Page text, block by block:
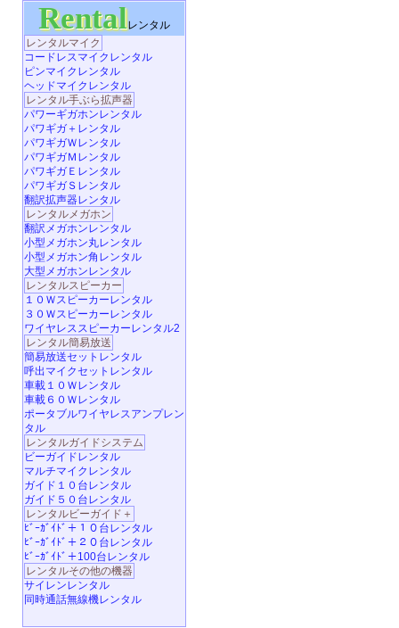
Rentalレンタル
レンタルマイク
コードレスマイクレンタル
ピンマイクレンタル
ヘッドマイクレンタル
レンタル手ぶら拡声器
パワーギガホンレンタル
パワギガ＋レンタル
パワギガＷレンタル
パワギガＭレンタル
パワギガＥレンタル
パワギガＳレンタル
翻訳拡声器レンタル
レンタルメガホン
翻訳メガホンレンタル
小型メガホン丸レンタル
小型メガホン角レンタル
大型メガホンレンタル
レンタルスピーカー
１０Ｗスピーカーレンタル
３０Ｗスピーカーレンタル
ワイヤレススピーカーレンタル2
レンタル簡易放送
簡易放送セットレンタル
呼出マイクセットレンタル
車載１０Ｗレンタル
車載６０Ｗレンタル
ポータブルワイヤレスアンプレン
タル
レンタルガイドシステム
ビーガイドレンタル
マルチマイクレンタル
ガイド１０台レンタル
ガイド５０台レンタル
レンタルビーガイド＋
ﾋﾞｰｶﾞｲﾄﾞ＋１０台レンタル
ﾋﾞｰｶﾞｲﾄﾞ＋２０台レンタル
ﾋﾞｰｶﾞｲﾄﾞ＋100台レンタル
レンタルその他の機器
サイレンレンタル
同時通話無線機レンタル